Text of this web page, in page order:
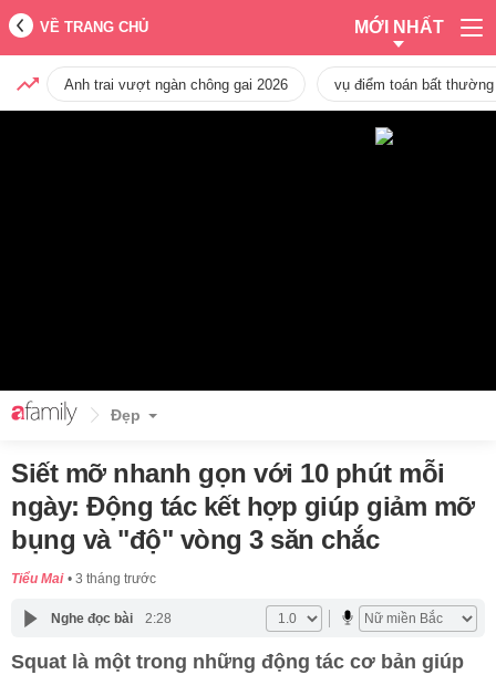
VỀ TRANG CHỦ MỚI NHẤT
Anh trai vượt ngàn chông gai 2026 vụ điểm toán bất
Đẹp
Siết mỡ nhanh gọn với 10 phút mỗi
ngày: Động tác kết hợp giúp giảm mỡ
bụng và "độ" vòng 3 săn chắc
Tiểu Mai 3 tháng trước
Nghe đọc bài 2:28
Squat là một trong những động tác cơ bản giúp